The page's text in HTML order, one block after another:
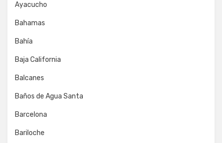
Ayacucho
Bahamas
Bahía
Baja California
Balcanes
Baños de Agua Santa
Barcelona
Bariloche